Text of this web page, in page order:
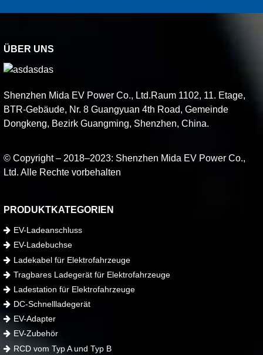
ÜBER UNS
Shenzhen Mida EV Power Co., Ltd.Raum 1102, 11. Etage,
BTR-Gebäude, Nr. 8 Guangyuan 4th Road, Gemeinde
Dongkeng, Bezirk Guangming, Shenzhen, China.
© Copyright – 2018–2023: Shenzhen Mida EV Power Co.,
Ltd. Alle Rechte vorbehalten
PRODUKTKATEGORIEN
EV-Ladeanschluss
EV-Ladebuchse
Ladekabel für Elektrofahrzeuge
Tragbares Ladegerät für Elektrofahrzeuge
Ladestation für Elektrofahrzeuge
DC-Schnellladegerät
EV-Adapter
EV-Zubehör
RCD vom Typ A und Typ B